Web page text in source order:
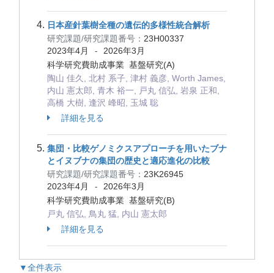
日本産針葉樹全種の遺伝的多様性統合解析
研究課題/研究課題番号： 23H00337
2023年4月
-
2026年3月
科学研究費助成事業 基盤研究(A)
陶山 佳久, 北村 系子, 津村 義彦, Worth James,
内山 憲太郎, 青木 裕一, 戸丸 信弘, 岩泉 正和,
高橋 大樹, 逢沢 峰昭, 玉城 聡
詳細を見る
集団・比較ゲノミクスアプローチを用いたブナ
とイヌブナの集団の歴史と適応進化の比較
研究課題/研究課題番号： 23K26945
2023年4月
-
2026年3月
科学研究費助成事業 基盤研究(B)
戸丸 信弘, 鳥丸 猛, 内山 憲太郎
詳細を見る
▼全件表示